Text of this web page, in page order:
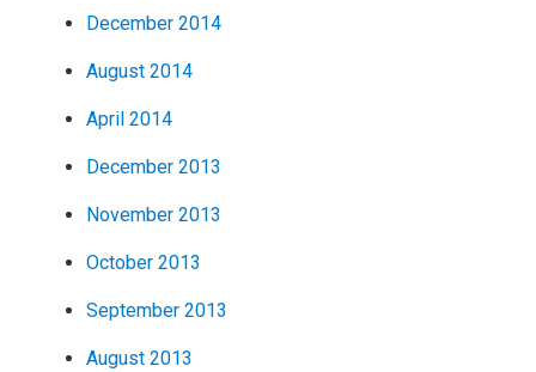
December 2014
August 2014
April 2014
December 2013
November 2013
October 2013
September 2013
August 2013